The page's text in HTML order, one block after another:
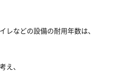
レなどの設備の耐用年数は、
え、